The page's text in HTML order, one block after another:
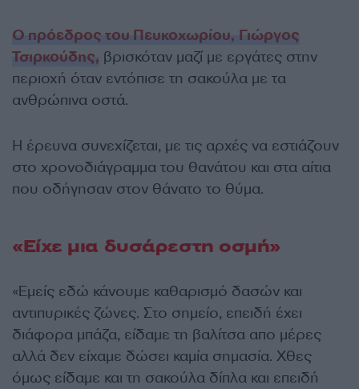
Ο πρόεδρος του Πευκοχωρίου, Γιώργος
Τσιρκούδης, βρισκόταν μαζί με εργάτες στην
περιοχή όταν εντόπισε τη σακούλα με τα
ανθρώπινα οστά.
Η έρευνα συνεχίζεται, με τις αρχές να εστιάζουν
στο χρονοδιάγραμμα του θανάτου και στα αίτια
που οδήγησαν στον θάνατο το θύμα.
«Είχε μια δυσάρεστη οσμή»
«Εμείς εδώ κάνουμε καθαρισμό δασών και
αντιπυρικές ζώνες. Στο σημείο, επειδή έχει
διάφορα μπάζα, είδαμε τη βαλίτσα απο μέρες
αλλά δεν είχαμε δώσει καμία σημασία. Χθες
όμως είδαμε και τη σακούλα δίπλα και επειδή